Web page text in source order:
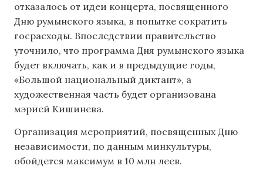
отказалось от идеи концерта, посвященного
Дню румынского языка, в попытке сократить
госрасходы. Впоследствии правительство
уточнило, что программа Дня румынского языка
будет включать, как и в предыдущие годы,
«Большой национальный диктант», а
художественная часть будет организована
мэрией Кишинева.
Организация мероприятий, посвященных Дню
независимости, по данным минкультуры,
обойдется максимум в 10 млн леев.